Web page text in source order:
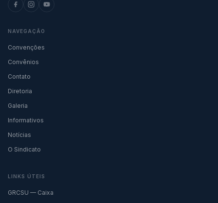
NAVEGAÇÃO
Convenções
Convênios
Contato
Diretoria
Galeria
Informativos
Notícias
O Sindicato
LINKS ÚTEIS
GRCSU — Caixa